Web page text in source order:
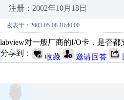
注册：2002年10月18日
发表于：2003-05-08 18:40:00
labview对一般厂商的I/O卡，是否
分享到：
收藏 邀请回答